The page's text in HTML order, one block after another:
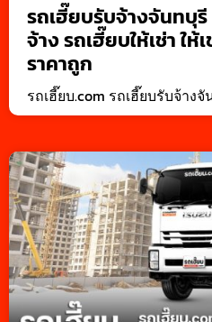
รถเฮี๊ยบรับจ้างจันทบุ
จ้าง รถเฮี๊ยบให้เช่า ใ
ราคาถูก
รถเฮี๊ยบ.com รถเฮี๊ยบรับจ้าง